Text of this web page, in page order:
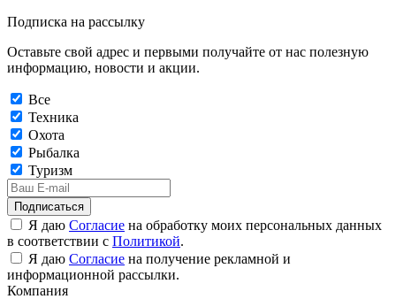
Подписка на рассылку
Оставьте свой адрес и первыми получайте от нас полезную
информацию, новости и акции.
Все
Техника
Охота
Рыбалка
Туризм
Подписаться
Я даю Согласие на обработку моих персональных данных
в соответствии с Политикой.
Я даю Согласие на получение рекламной и
информационной рассылки.
Компания